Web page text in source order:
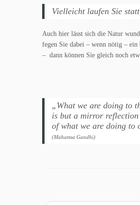
Vielleicht laufen Sie
Auch hier lässt sich die Natur
fegen Sie dabei – wenn nötig – ein
– dann können Sie gleich noch
„What we are doing to
is but a mirror reflection
of what we are doing to
(Mahatma Gandhi)